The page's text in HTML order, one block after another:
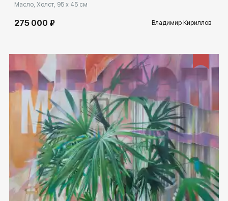
Масло, Холст, 95 x 45 см
275 000 ₽ Владимир Кириллов